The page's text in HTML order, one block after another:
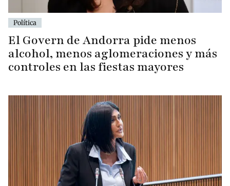
Política
El Govern de Andorra pide menos
alcohol, menos aglomeraciones y más
controles en las fiestas mayores